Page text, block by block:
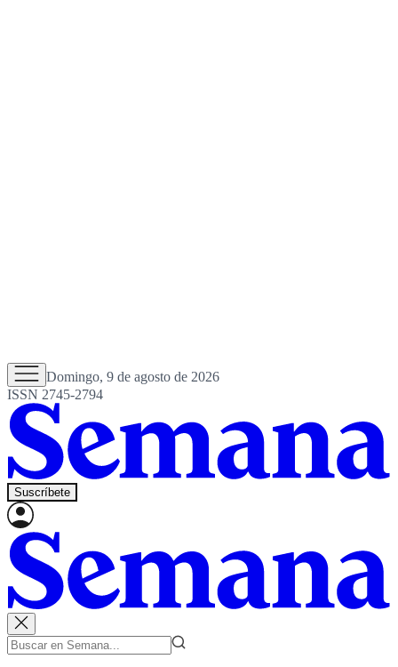
Domingo, 9 de agosto de 2026
ISSN 2745-2794
Suscríbete